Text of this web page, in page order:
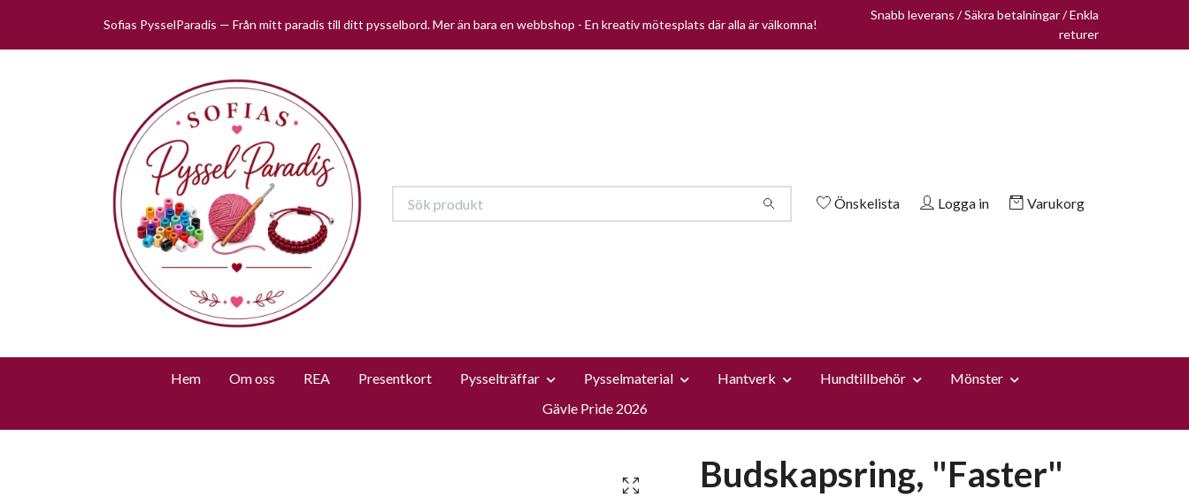
Sofias PysselParadis — Från mitt paradis till ditt pysselbord. Mer än bara en webbshop - En kreativ mötesplats där alla är välkomna!
Snabb leverans / Säkra betalningar / Enkla
returer
Önskelista Logga in Varukorg
Hem Om oss REA Presentkort Pysselträffar Pysselmaterial Hantverk Hundtillbehör
Mönster
Gävle Pride 2026
Budskapsring, "Faster"